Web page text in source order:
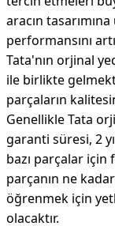
aracın
performansını
Tata'nın orjinal
ile birlikte
parçaların
Genellikle Tata
garanti süresi, 2
bazı parçalar için
parçanın ne
öğrenmek için
olacaktır.